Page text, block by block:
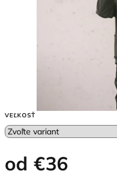
VEĽKOSŤ
od€36